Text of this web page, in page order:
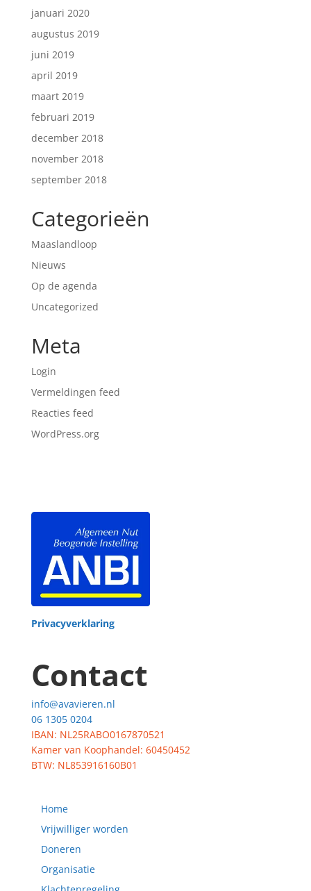
januari 2020
augustus 2019
juni 2019
april 2019
maart 2019
februari 2019
december 2018
november 2018
september 2018
Categorieën
Maaslandloop
Nieuws
Op de agenda
Uncategorized
Meta
Login
Vermeldingen feed
Reacties feed
WordPress.org
Privacyverklaring
Contact
info@avavieren.nl
06 1305 0204
IBAN: NL25RABO0167870521
Kamer van Koophandel: 60450452
BTW: NL853916160B01
Home
Vrijwilliger worden
Doneren
Organisatie